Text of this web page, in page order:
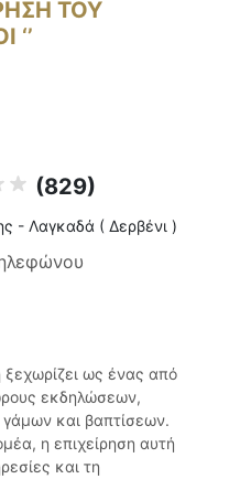
ΤΟΥ
‘’
(829)
- Λαγκαδά ( Δερβένι )
ως ένας από
εκδηλώσεων,
και βαπτίσεων.
η επιχείρηση αυτή
και τη